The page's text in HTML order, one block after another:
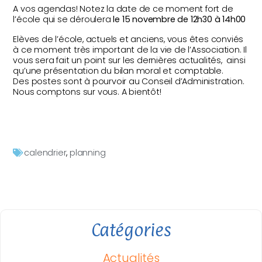
Catégories
Actualités
A vos agendas! Notez la date de ce moment fort de
l’école qui se déroulera le 15 novembre de 12h30 à 14h00
Elèves de l’école, actuels et anciens, vous êtes conviés
à ce moment très important de la vie de l’Association. Il
vous sera fait un point sur les dernières actualités, ainsi
qu’une présentation du bilan moral et comptable.
Des postes sont à pourvoir au Conseil d’Administration.
Nous comptons sur vous. A bientôt!
calendrier, planning